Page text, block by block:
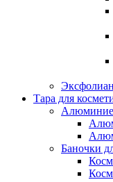
Тара для
Баночки